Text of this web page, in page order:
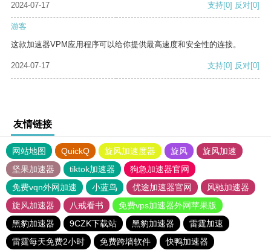
2024-07-17
支持[0] 反对[0]
游客
这款加速器VPM应用程序可以给你提供最高速度和安全性的连接。
2024-07-17 支持[0] 反对[0]
友情链接
网站地图 QuickQ 旋风加速度器 旋风
旋风加速
坚果加速器
tiktok加速器
狗急加速器官网
免费vqn外网加速
小蓝鸟 优途加速器官网
风驰加速器
旋风加速器
八戒看书
免费vps加速器外网苹果版
黑豹加速器
9CZK下载站 黑豹加速器
雷霆加速
雷霆每天免费2小时
免费跨墙软件 快鸭加速器